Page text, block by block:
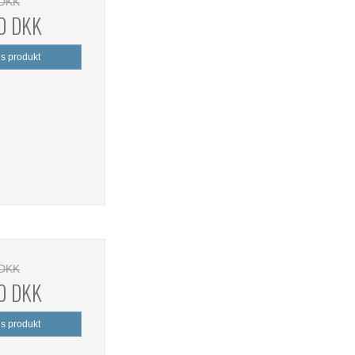
DKK
produkt
DKK
produkt